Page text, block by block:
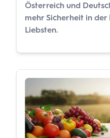
Österreich und
mehr Sicherheit in
Liebsten.